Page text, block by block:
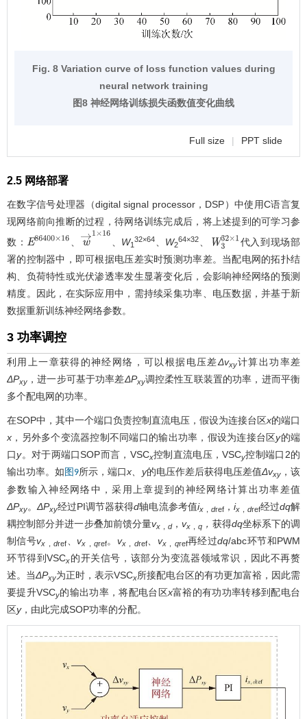
Fig. 8 Variation curve of loss function values during
neural network training
图8 神经网络训练损失函数值变化曲线
Full size | PPT slide
2.5 网络部署
在数字信号处理器（digital signal processor，DSP）中使用C语言复
现网络前向推断的过程，待网络训练完成后，将上述提到的可学习参
数： E86 16 w→ 16 W1
32×64 W2
64×32
W332 1
代入到现场部
署的控制器中，即可根据电压差实时预测功率差。当配电网的拓扑结
构、负荷特性或光伏渗透率发生显著变化后，会影响神经网络的预测
精度。因此，在实际应用中，需持续采集功率、电压数据，并基于新
数据重新训练神经网络参数。
3 功率调控
利用上一章获得的神经网络，可以根据电压差Δvxy计算出功率差
ΔPxy ，进一步可基于功率差ΔPxy调控柔性互联装置的功率，进而平衡
多个配电网的功率。
在SOP中，其中一个端口负责控制直流电压，假设为连接台区x的端口
x ，另外多个变流器控制不同端口的输出功率，假设为连接台区y的端
口y。对于两端口SOP而言，VSCx控制直流电压，VSCy控制端口2的
输出功率。如 图9所示，端口x、y的电压作差后获得电压差值Δvxy，该
参数输入神经网络中，采用上章提到的神经网络计算出功率差值
ΔPxy。ΔPxy经过PI调节器获得d轴电流参考值ix， dref， ix， dref经过dq解
耦控制部分并进一步叠加前馈分量vx，d，vx ，q ， 获得dq坐标系下的调
制信号vx ，dref 、vx ， qref。 vx， dref、 vx， qref再经过dq/abc环节和PWM
环节得到VSCx的开关信号，该部分为变流器领域常识，因此不再赘
述。当ΔPxy为正时，表示VSCx所接配电台区的有功更加富裕，因此需
要提升VSCy的输出功率，将配电台区x富裕的有功功率转移到配电台
区y，由此完成SOP功率的分配。